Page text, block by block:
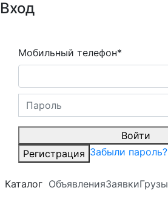
Вход
Мобильный телефон*
Войти
Регистрация Забыли пароль?
Каталог ОбъявленияЗаявкиГрузы